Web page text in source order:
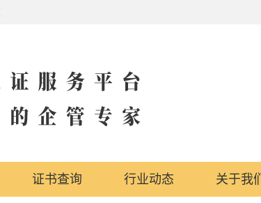
励，吸引投资，国内外实地办公地点，行业体系全覆盖
证书查询 行业动态 关于我们